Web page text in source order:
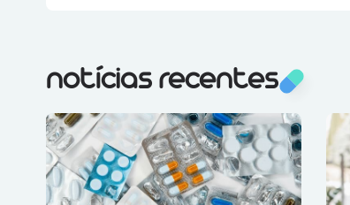
notícias recentes